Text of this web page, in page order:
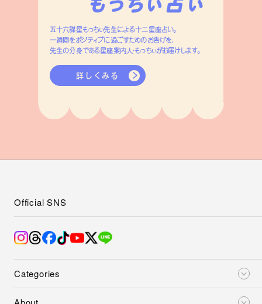
五十六謀星もっちぃ先生による十二星座占い。
一週間をポジティブに過ごすためのお告げを、
先生の分身である星座案内人・もっちぃがお届けします。
詳しくみる
Categories
Official SNS